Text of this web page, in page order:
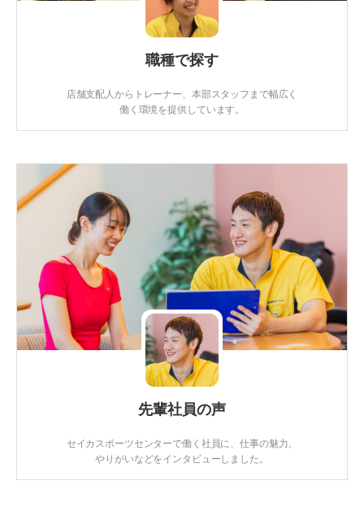
職種で探す
店舗支配人からトレーナー、本部スタッフまで幅広く
働く環境を提供しています。
先輩社員の声
セイカスポーツセンターで働く社員に、仕事の魅力、
やりがいなどをインタビューしました。